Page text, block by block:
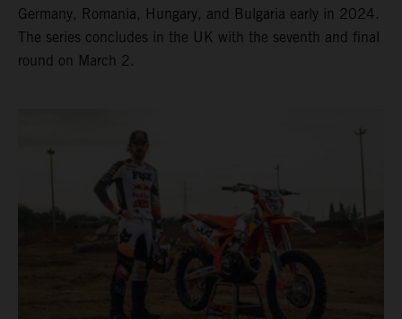
Germany, Romania, Hungary, and Bulgaria early in 2024.
The series concludes in the UK with the seventh and final
round on March 2.